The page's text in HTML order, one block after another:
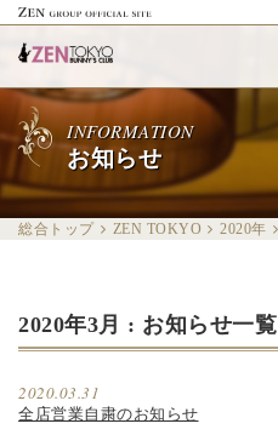
INFORMATION
お知らせ
総合トップ ZEN TOKYO 2020年
2020年3月 : お知らせ一覧
2020.03.31
全店営業自粛のお知らせ